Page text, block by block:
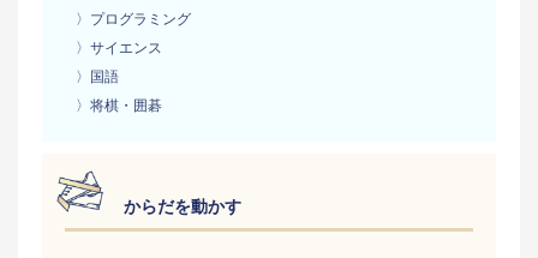
〉プログラミング
〉サイエンス
〉国語
〉将棋・囲碁
からだを動かす